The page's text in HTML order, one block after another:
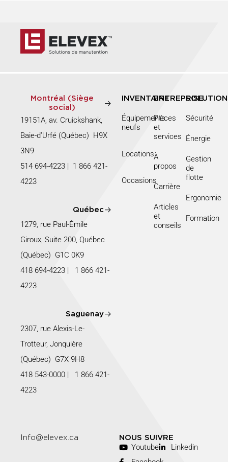
Montréal (Siège
social)
19151A, av. Cruickshank,
Baie-d’Urfé (Québec) H9X
3N9
514 694-4223 | 1 866 421-
4223
Québec
1279, rue Paul-Émile
Giroux, Suite 200, Québec
(Québec) G1C 0K9
418 694-4223 | 1 866 421-
4223
Saguenay
2307, rue Alexis-Le-
Trotteur, Jonquière
(Québec) G7X 9H8
418 543-0000 | 1 866 421-
4223
INVENTAIRE
Équipements
neufs
Locations
Occasions
ENTREPRISE
Pièces
et
services
À
propos
Carrière
Articles
et
conseils
Sécurité
Énergie
Gestion
de
flotte
Ergonomie
Formation
Info@elevex.ca NOUS SUIVRE
Youtube
Linkedin